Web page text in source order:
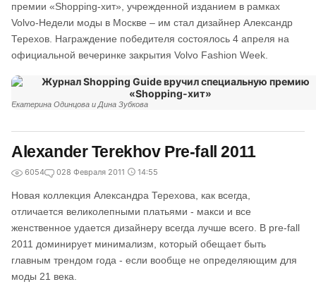
премии «Shopping-хит», учрежденной изданием в рамках
Volvo-Недели моды в Москве – им стал дизайнер Александр
Терехов. Награждение победителя состоялось 4 апреля на
официальной вечеринке закрытия Volvo Fashion Week.
Екатерина Одинцова и Дина Зубкова
Alexander Terekhov Pre-fall 2011
6054 028 Февраля 2011 14:55
Новая коллекция Александра Терехова, как всегда,
отличается великолепными платьями - макси и все
женственное удается дизайнеру всегда лучше всего. В pre-fall
2011 доминирует минимализм, который обещает быть
главным трендом года - если вообще не определяющим для
моды 21 века.